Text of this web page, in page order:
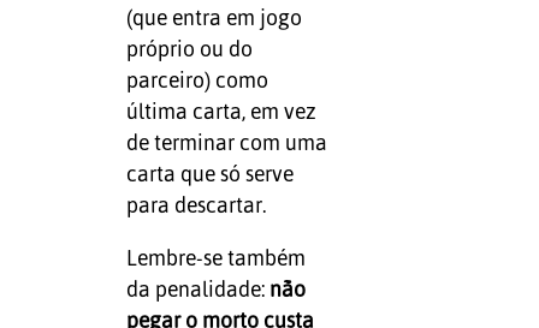
(que entra em jogo
próprio ou do
parceiro) como
última carta, em vez
de terminar com uma
carta que só serve
para descartar.
Lembre-se também
da penalidade: não
pegar o morto custa